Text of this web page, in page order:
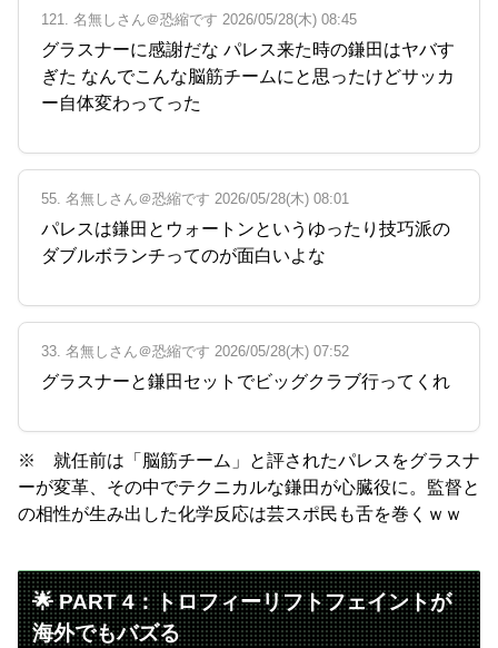
121. 名無しさん＠恐縮です 2026/05/28(木) 08:45
グラスナーに感謝だな パレス来た時の鎌田はヤバす
ぎた なんでこんな脳筋チームにと思ったけどサッカ
ー自体変わってった
55. 名無しさん＠恐縮です 2026/05/28(木) 08:01
パレスは鎌田とウォートンというゆったり技巧派の
ダブルボランチってのが面白いよな
33. 名無しさん＠恐縮です 2026/05/28(木) 07:52
グラスナーと鎌田セットでビッグクラブ行ってくれ
※ 就任前は「脳筋チーム」と評されたパレスをグラスナ
ーが変革、その中でテクニカルな鎌田が心臓役に。監督と
の相性が生み出した化学反応は芸スポ民も舌を巻くｗｗ
🌟 PART 4：トロフィーリフトフェイントが
海外でもバズる